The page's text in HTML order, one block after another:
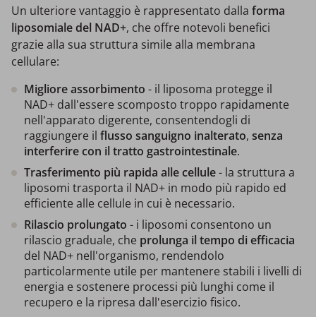
Un ulteriore vantaggio è rappresentato dalla forma
liposomiale del NAD+, che offre notevoli benefici
grazie alla sua struttura simile alla membrana
cellulare:
Migliore assorbimento - il liposoma protegge il
NAD+ dall'essere scomposto troppo rapidamente
nell'apparato digerente, consentendogli di
raggiungere il flusso sanguigno inalterato, senza
interferire con il tratto gastrointestinale.
Trasferimento più rapida alle cellule- la struttura a
liposomi trasporta il NAD+ in modo più rapido ed
efficiente alle cellule in cui è necessario.
Rilascio prolungato - i liposomi consentono un
rilascio graduale, che prolunga il tempo di efficacia
del NAD+ nell'organismo, rendendolo
particolarmente utile per mantenere stabili i livelli di
energia e sostenere processi più lunghi come il
recupero e la ripresa dall'esercizio fisico.